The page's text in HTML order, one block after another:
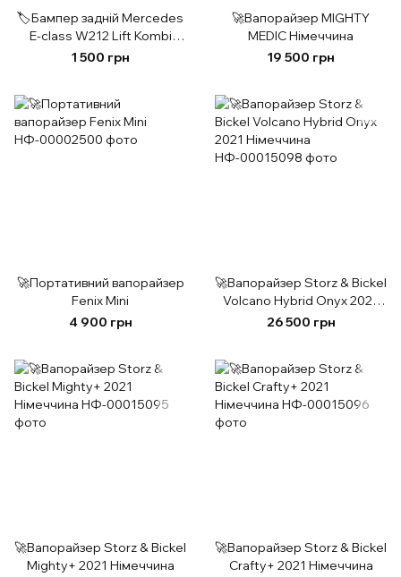
🏷️Бампер задній Mercedes
E-class W212 Lift Kombi
A2128859225
1 500 грн
🚀Вапорайзер MIGHTY
MEDIC Німеччина
19 500 грн
🚀Портативний вапорайзер
Fenix Mini
4 900 грн
🚀Вапорайзер Storz & Bickel
Volcano Hybrid Onyx 2021
Німеччина
26 500 грн
🚀Вапорайзер Storz & Bickel
Mighty+ 2021 Німеччина
🚀Вапорайзер Storz & Bickel
Crafty+ 2021 Німеччина